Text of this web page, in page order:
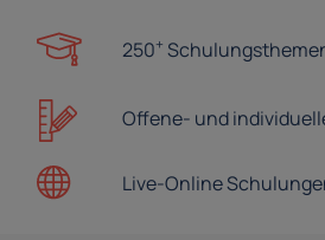
250+
Offene- und
Live-Online